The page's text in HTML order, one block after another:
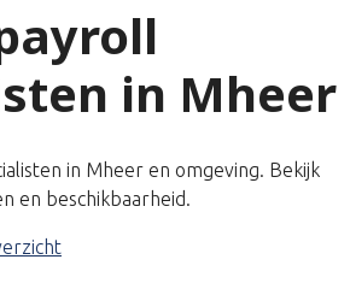
in Mheer
in Mheer en omgeving. Bekijk
en beschikbaarheid.